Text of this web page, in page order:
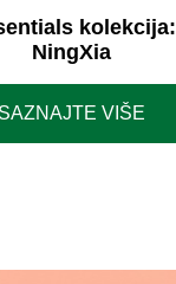
kolekcija:
NingXia
SAZNAJTE VIŠE